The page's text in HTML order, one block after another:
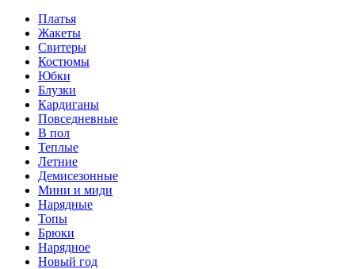
Платья
Жакеты
Свитеры
Костюмы
Юбки
Блузки
Кардиганы
Повседневные
В пол
Теплые
Летние
Демисезонные
Мини и миди
Нарядные
Топы
Брюки
Нарядное
Новый год